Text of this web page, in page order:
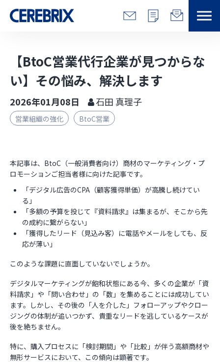
解決できる課題
サービス
コラム/営総研
セミナー
会社情報
お役立ち資料
【BtoC営業代行企業が見つからな
い】その悩み、解決します
2026年01月08日 石田 真理子
営業組織の強化 BtoC営業
本記事は、BtoC（一般消費者向け）商材のマーケティング・プ
ロモーションご担当者様に向けた記事です。
「デジタル広告のCPA（顧客獲得単価）が高騰し続けてい
る」
「多額の予算を投じて『資料請求』は集まるが、そこから先
の成約に繋がらない」
「獲得したリード（見込み客）に電話やメールをしても、反
応が薄い」
このような課題に直面していないでしょうか。
デジタルマーケティングが飽和状態にある今、多くの企業が「資
料請求」や「問い合わせ」の「数」を集めることには成功してい
ます。しかし、その後の「人を介した」フォローアップやクロー
ジングの体制が追いつかず、貴重なリードを逃しているケースが
後を絶ちません。
特に、購入プロセスに「検討期間」や「比較」が伴う高額商材や
無形サービスにおいて、この傾向は顕著です。